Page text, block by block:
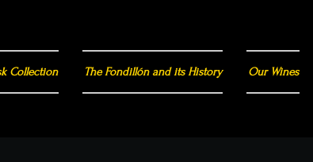
Collection The Fondillón and its History Our Wines